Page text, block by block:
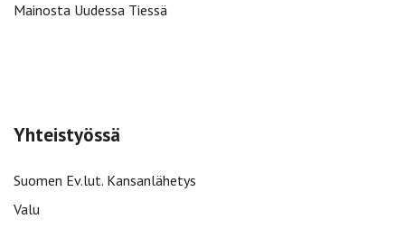
Mainosta Uudessa Tiessä
Yhteistyössä
Suomen Ev.lut. Kansanlähetys
Valu